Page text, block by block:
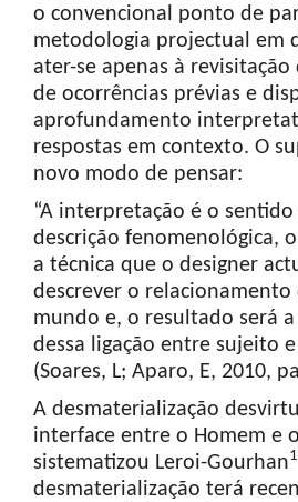
o convencional ponto de
metodologia projectual em
ater-se apenas à
de ocorrências prévias e
aprofundamento
respostas em contexto. O
novo modo de pensar:
“A interpretação é o
descrição fenomenológica,
a técnica que o designer
descrever o
mundo e, o resultado será
dessa ligação entre sujeito
(Soares, L; Aparo, E, 2010,
A desmaterialização
interface entre o Homem e
sistematizou Leroi-Gourhan
desmaterialização terá